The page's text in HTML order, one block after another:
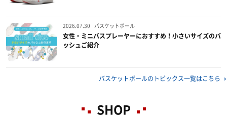
2026.07.30 バスケットボール
女性・ミニバスプレーヤーにおすすめ！小さいサイズのバ
ッシュご紹介
バスケットボールのトピックス一覧はこちら
SHOP